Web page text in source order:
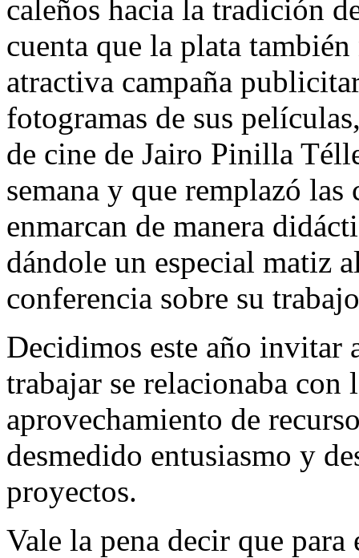
caleños hacia la tradición
cuenta que la plata
atractiva campaña
fotogramas de sus
de cine de Jairo Pinilla
semana y que remplazó
enmarcan de manera
dándole un especial matiz
conferencia sobre su
Decidimos este año invitar
trabajar se relacionaba con
aprovechamiento de
desmedido entusiasmo y
proyectos.
Vale la pena decir que